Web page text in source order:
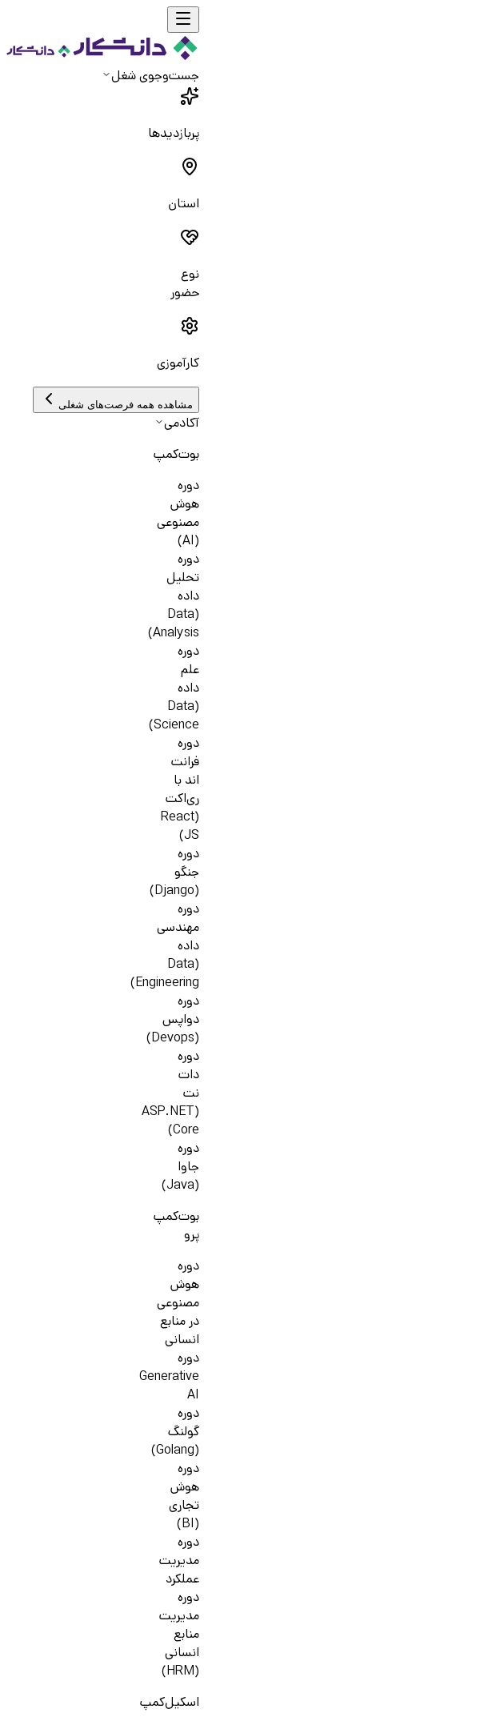
جست‌و‌جوی شغل
پربازدیدها
استان
نوع
حضور
کارآموزی
مشاهده همه فرصت‌های شغلی
آکادمی
بوت‌کمپ
دوره
هوش
مصنوعی
(AI)
دوره
تحلیل
داده
(Data
Analysis)
دوره
علم
داده
(Data
Science)
دوره
فرانت
اند با
ری‌اکت
(React
JS)
دوره
جنگو
(Django)
دوره
مهندسی
داده
(Data
Engineering)
دوره
دواپس
(Devops)
دوره
دات
نت
(ASP.NET
Core)
دوره
جاوا
(Java)
بوت‌کمپ
پرو
دوره
هوش
مصنوعی
در منابع
انسانی
دوره
Generative
AI
دوره
گولنگ
(Golang)
دوره
هوش
تجاری
(BI)
دوره
مدیریت
عملکرد
دوره
مدیریت
منابع
انسانی
(HRM)
اسکیل‌کمپ